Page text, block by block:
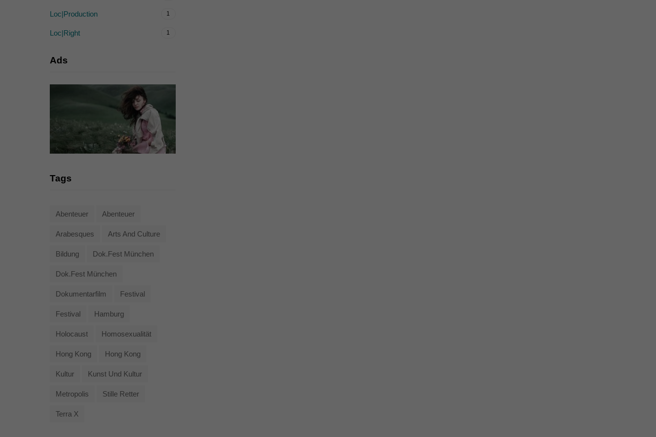
Loc|Production 1
Loc|Right 1
Ads
Tags
Abenteuer Abenteuer
Arabesques Arts And Culture
Bildung Dok.fest München
Dok.fest München
Dokumentarfilm Festival
Festival Hamburg
Holocaust Homosexualität
Hong Kong Hong Kong
Kultur Kunst Und Kultur
Metropolis Stille Retter
Terra X